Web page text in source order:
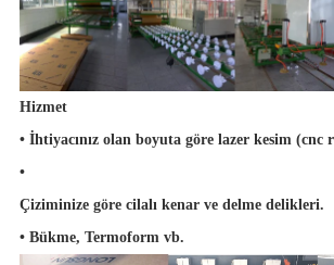
Hizmet
• İhtiyacınız olan boyuta göre lazer kesim (cnc
•
Çiziminize göre cilalı kenar ve delme delikleri.
• Bükme, Termoform vb.